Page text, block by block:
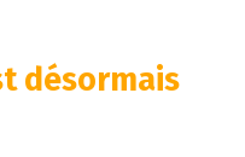
désormais